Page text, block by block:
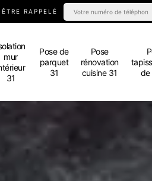
ÊTRE RAPPELÉ
mur
31
Pose de
parquet
31
Pose
rénovation
cuisine 31
de